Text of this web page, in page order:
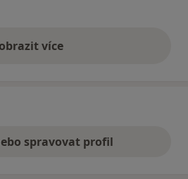
více
výše uvedené názory
spravovat profil